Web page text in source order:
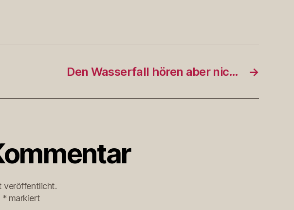
→
Den Wasserfall hören aber nic…
veröffentlicht.
* markiert